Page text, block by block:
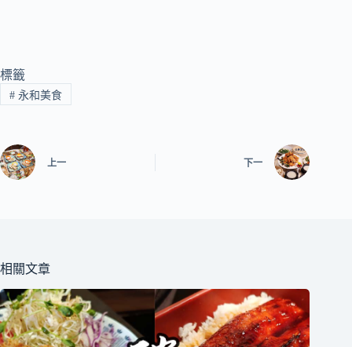
標籤
#永和美食
上一 下一
相關文章